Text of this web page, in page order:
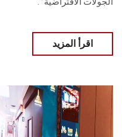
اقرأ المزيد